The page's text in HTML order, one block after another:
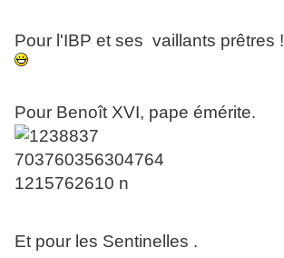
Pour l'IBP et ses vaillants prêtres !
Pour Benoît XVI, pape émérite.
Et pour les Sentinelles .